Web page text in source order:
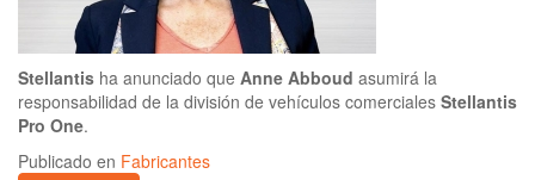
Stellantis ha anunciado que Anne Abboud asumirá la
responsabilidad de la división de vehículos comerciales Stellantis
Pro One.
Publicado en Fabricantes